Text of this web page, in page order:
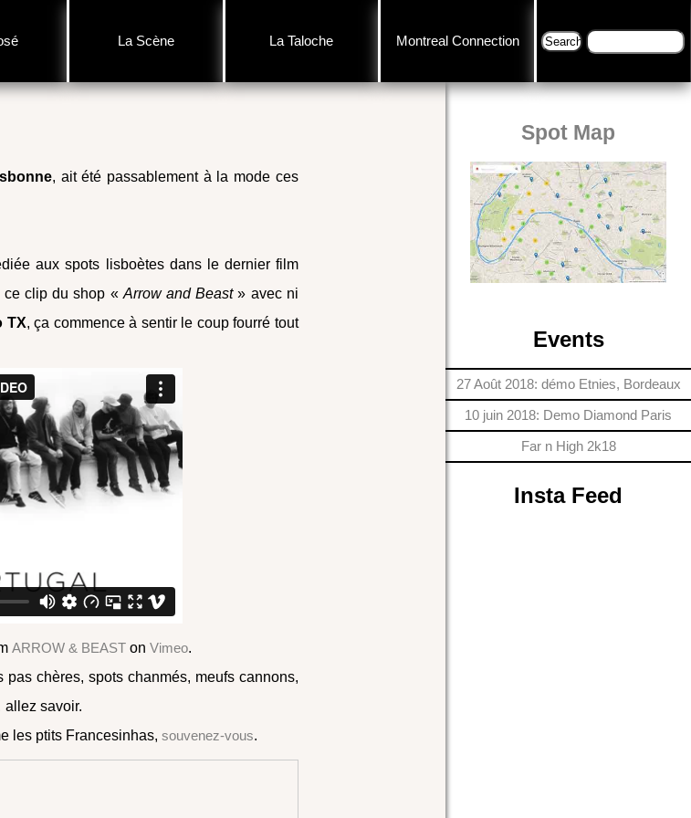
La Scène La Taloche Montreal Connection
, ait été passablement à la mode ces
aux spots lisboètes dans le dernier film
clip du shop « Arrow and Beast» avec ni
TX, ça commence à sentir le coup fourré tout
ARROW & BEASTon Vimeo.
pas chères, spots chanmés, meufs cannons,
allez savoir.
les ptits Francesinhas,souvenez-vous.
Spot Map
Events
27 Août 2018: démo Etnies, Bordeaux
10 juin 2018: Demo Diamond Paris
Far n High 2k18
Insta Feed